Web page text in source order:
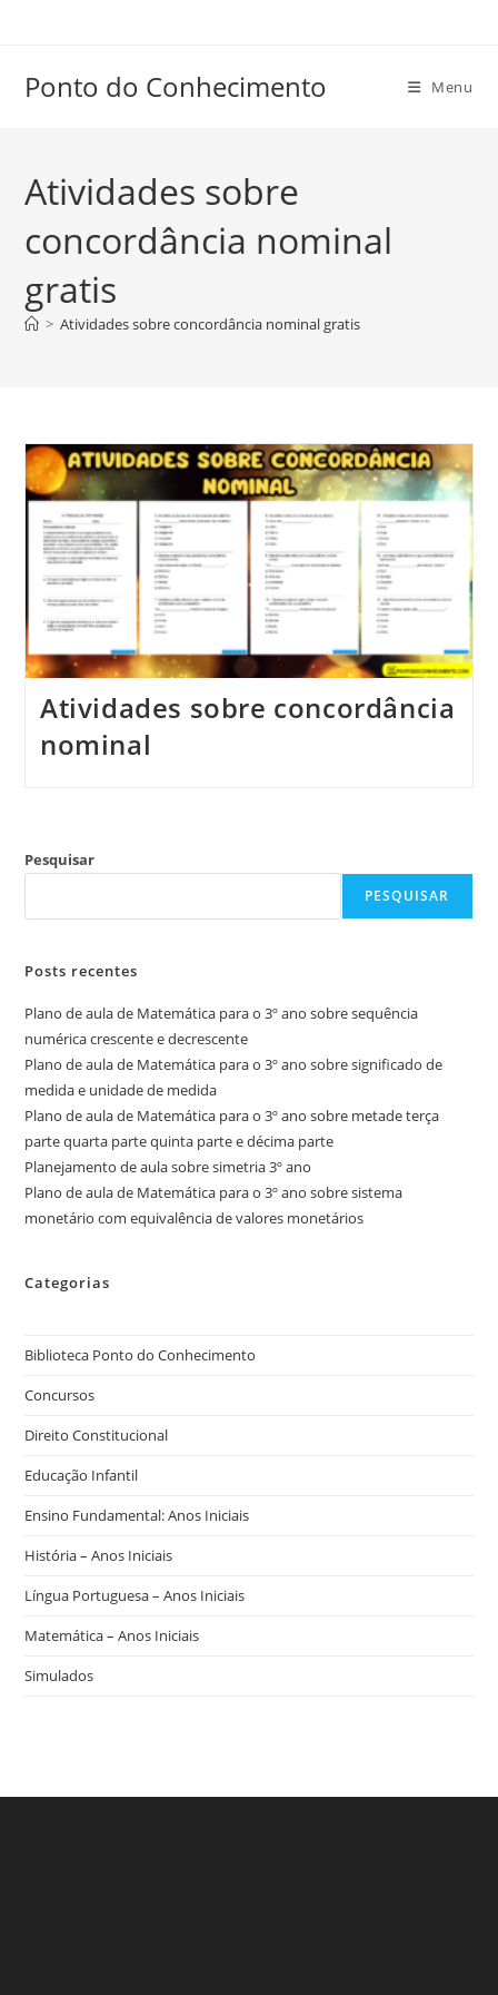
conteúdo
Ponto do Conhecimento Menu
Atividades sobre
concordância nominal
gratis
> Atividades sobre concordância nominal gratis
Atividades sobre concordância
nominal
Pesquisar
PESQUISAR
Posts recentes
Plano de aula de Matemática para o 3º ano sobre sequência
numérica crescente e decrescente
Plano de aula de Matemática para o 3º ano sobre significado de
medida e unidade de medida
Plano de aula de Matemática para o 3º ano sobre metade terça
parte quarta parte quinta parte e décima parte
Planejamento de aula sobre simetria 3º ano
Plano de aula de Matemática para o 3º ano sobre sistema
monetário com equivalência de valores monetários
Categorias
Biblioteca Ponto do Conhecimento
Concursos
Direito Constitucional
Educação Infantil
Ensino Fundamental: Anos Iniciais
História – Anos Iniciais
Língua Portuguesa – Anos Iniciais
Matemática – Anos Iniciais
Simulados